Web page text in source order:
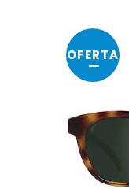
OFERTA